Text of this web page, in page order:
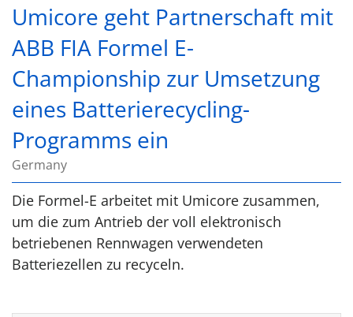
Umicore geht Partnerschaft mit
ABB FIA Formel E-
Championship zur Umsetzung
eines Batterierecycling-
Programms ein
Germany
Die Formel-E arbeitet mit Umicore zusammen,
um die zum Antrieb der voll elektronisch
betriebenen Rennwagen verwendeten
Batteriezellen zu recyceln.